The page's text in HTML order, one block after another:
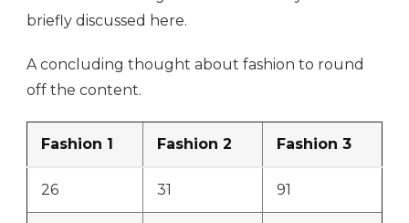
briefly discussed here.
A concluding thought about fashion to round
off the content.
Fashion 1 Fashion 2 Fashion 3
26 31 91